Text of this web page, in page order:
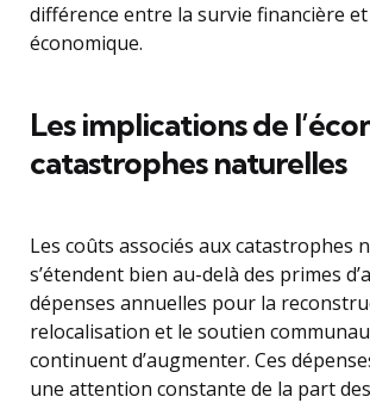
différence entre la survie financière
économique.
Les implications de
catastrophes naturelles
Les coûts associés aux catastrophes
s’étendent bien au-delà des primes
dépenses annuelles pour la
relocalisation et le soutien
continuent d’augmenter. Ces
une attention constante de la part des